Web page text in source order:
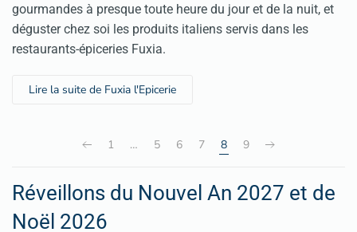
gourmandes à presque toute heure du jour et de la nuit, et
déguster chez soi les produits italiens servis dans les
restaurants-épiceries Fuxia.
Lire la suite de Fuxia l'Epicerie
1 … 5 6 7 8 9
Réveillons du Nouvel An 2027 et de
Noël 2026